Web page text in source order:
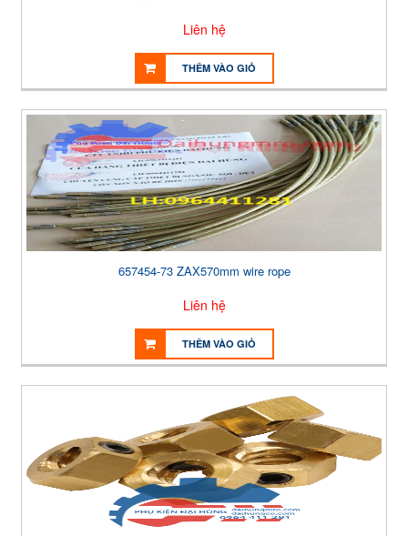
Liên hệ
THÊM VÀO GIỎ
657454-73 ZAX570mm wire rope
Liên hệ
THÊM VÀO GIỎ